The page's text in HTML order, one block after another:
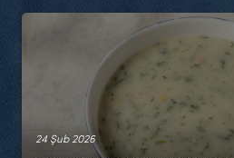
24 Şub 2026